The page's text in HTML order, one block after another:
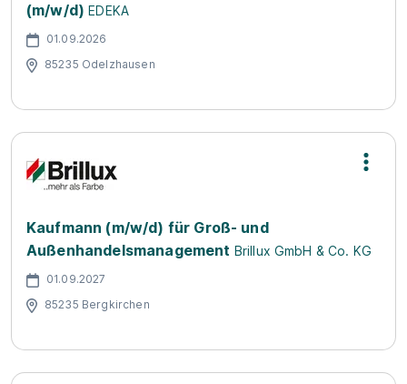
(m/w/d) EDEKA
01.09.2026
85235 Odelzhausen
Kaufmann (m/w/d) für Groß- und
Außenhandelsmanagement Brillux GmbH & Co. KG
01.09.2027
85235 Bergkirchen